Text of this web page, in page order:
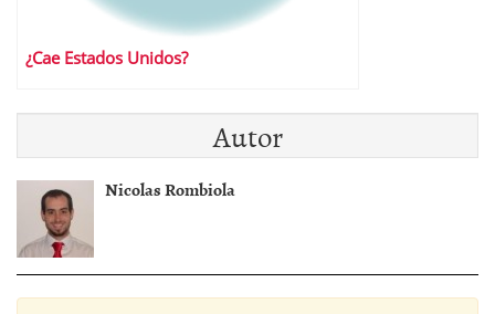
¿Cae Estados Unidos?
Autor
Nicolas Rombiola